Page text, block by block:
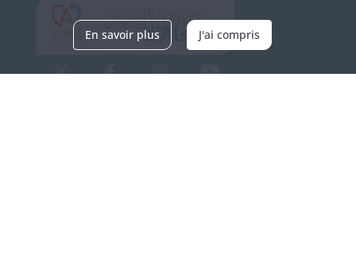
En savoir plus J'ai compris